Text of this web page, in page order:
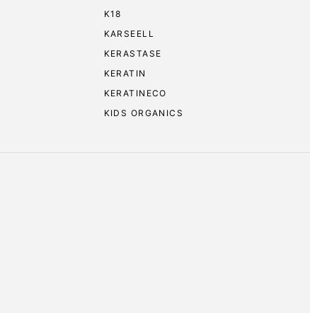
K18
KARSEELL
KERASTASE
KERATIN
KERATINECO
KIDS ORGANICS